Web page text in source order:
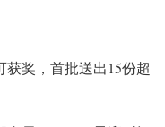
奖，首批送出15份超